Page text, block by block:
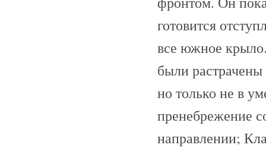
готовится
все южное
были
но только не в
пренебрежение
направлении;